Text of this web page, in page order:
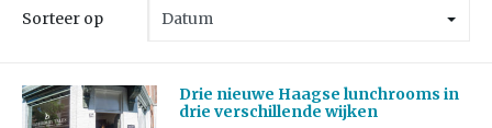
Sorteer op
Drie nieuwe Haagse lunchrooms in
drie verschillende wijken